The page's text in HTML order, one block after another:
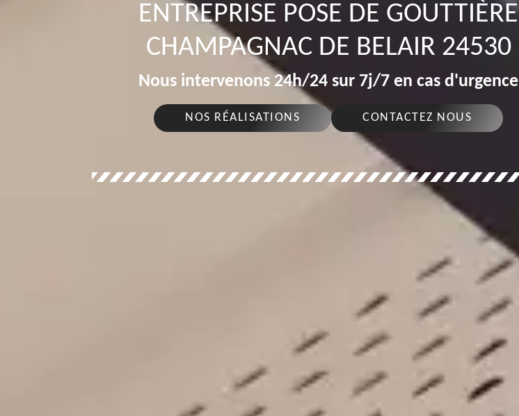
ENTREPRISE POSE DE GOUTTIÈRE
CHAMPAGNAC DE BELAIR 24530
Nous intervenons 24h/24 sur 7j/7 en cas d'urgence
NOS RÉALISATIONS CONTACTEZ NOUS